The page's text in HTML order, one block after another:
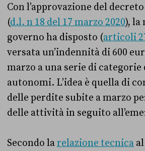
Con l’approvazione del
(d.l. n 18 del 17 marzo 2020), la
governo ha disposto (articoli
versata un’indennità di 600
marzo a una serie di
autonomi. L’idea è quella di
delle perdite subite a marzo
delle attività in seguito
Secondo larelazione tecnica